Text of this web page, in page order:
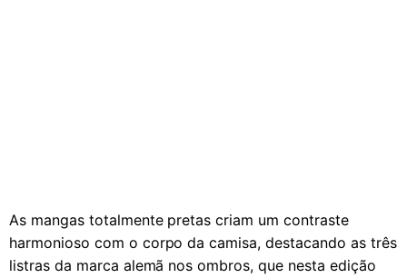
As mangas totalmente pretas criam um contraste
harmonioso com o corpo da camisa, destacando as três
listras da marca alemã nos ombros, que nesta edição